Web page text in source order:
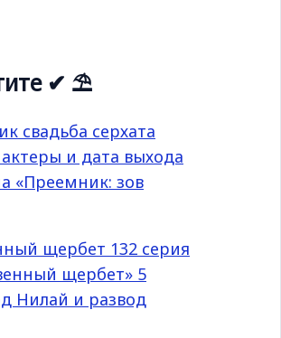
✔ ⛱
и дата выхода
«Преемник: зов
щербет» 5
Нилай и развод